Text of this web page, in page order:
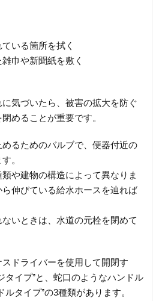
いる箇所を拭く
巾や新聞紙を敷く
気づいたら、被害の拡大を防ぐ
めることが重要です。
るためのバルブで、便器付近の
。
や建物の構造によって異なりま
伸びている給水ホースを辿れば
いときは、水道の元栓を閉めて
ドライバーを使用して開閉す
タイプ”と、蛇口のようなハンドル
ルタイプ”の3種類があります。